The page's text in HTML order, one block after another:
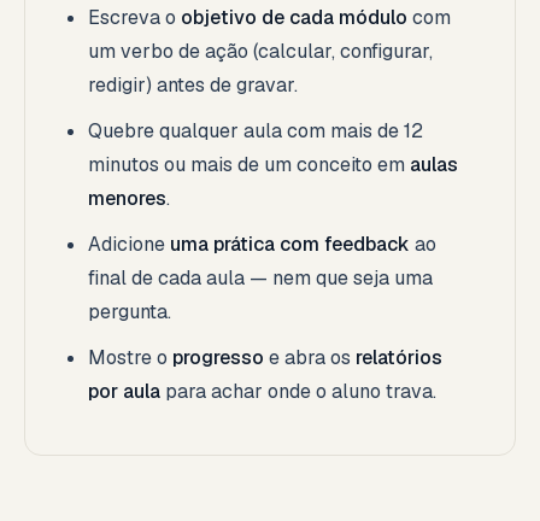
Escreva o objetivo de cada módulo com
um verbo de ação (calcular, configurar,
redigir) antes de gravar.
Quebre qualquer aula com mais de 12
minutos ou mais de um conceito em aulas
menores.
Adicione uma prática com feedback ao
final de cada aula — nem que seja uma
pergunta.
Mostre o progresso e abra os relatórios
por aula para achar onde o aluno trava.